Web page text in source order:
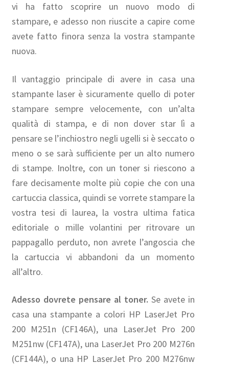
vi ha fatto scoprire un nuovo modo di
stampare, e adesso non riuscite a capire come
avete fatto finora senza la vostra stampante
nuova.
Il vantaggio principale di avere in casa una
stampante laser è sicuramente quello di poter
stampare sempre velocemente, con un’alta
qualità di stampa, e di non dover star lì a
pensare se l’inchiostro negli ugelli si è seccato o
meno o se sarà sufficiente per un alto numero
di stampe. Inoltre, con un toner si riescono a
fare decisamente molte più copie che con una
cartuccia classica, quindi se vorrete stampare la
vostra tesi di laurea, la vostra ultima fatica
editoriale o mille volantini per ritrovare un
pappagallo perduto, non avrete l’angoscia che
la cartuccia vi abbandoni da un momento
all’altro.
Adesso dovrete pensare al toner. Se avete in
casa una stampante a colori HP LaserJet Pro
200 M251n (CF146A), una LaserJet Pro 200
M251nw (CF147A), una LaserJet Pro 200 M276n
(CF144A), o una HP LaserJet Pro 200 M276nw